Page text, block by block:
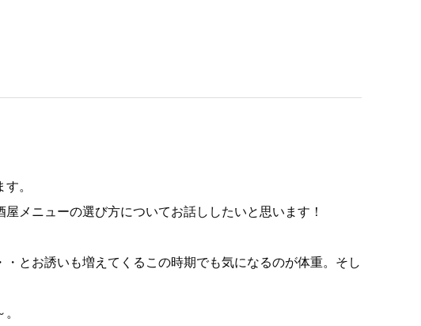
。
メニューの選び方についてお話ししたいと思います！
とお誘いも増えてくるこの時期でも気になるのが体重。そし